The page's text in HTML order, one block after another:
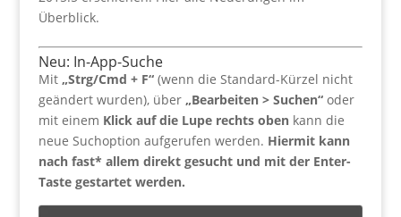
Überblick.
Neu: In-App-Suche
Mit „Strg/Cmd + F“(wenn die Standard-Kürzel nicht
geändert wurden), über „Bearbeiten > Suchen“oder
mit einem Klick auf die Lupe rechts obenkann die
neue Suchoption aufgerufen werden. Hiermit kann
nach fast* allem direkt gesucht und mit der Enter-
Taste gestartet werden.